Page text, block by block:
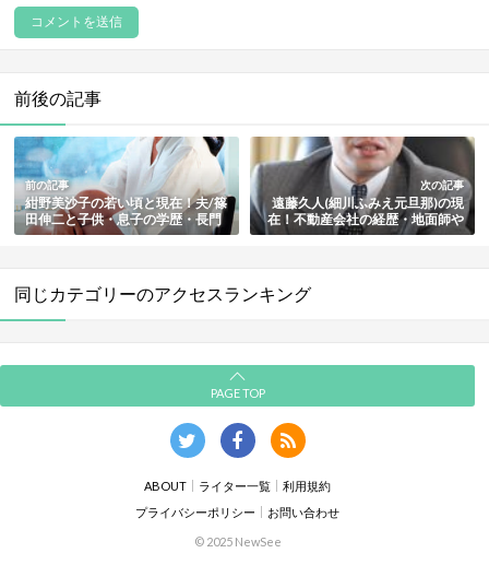
前後の記事
前の記事
紺野美沙子の若い頃と現在！夫/篠
田伸二と子供・息子の学歴・長門
裕之の暴露本などまとめ
次の記事
遠藤久人(細川ふみえ元旦那)の現
在！不動産会社の経歴・地面師や
関東連合との関係・結婚や子供も
同じカテゴリーのアクセスランキング
PAGE TOP
ABOUT ライター一覧
利用規約
プライバシーポリシー
お問い合わせ
© 2025 NewSee